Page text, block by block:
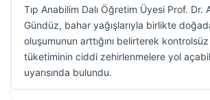
Tıp Anabilim Dalı Öğretim Üyesi Prof. Dr.
Gündüz, bahar yağışlarıyla birlikte
oluşumunun arttığını belirterek
tüketiminin ciddi zehirlenmelere yol
uyarısında bulundu.